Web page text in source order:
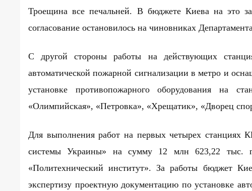
Троещина все печальней. В бюджете Киева на это
согласование остановилось на чиновниках
С другой стороны работы на действующих
автоматической пожарной сигнализации в метро и
установке противопожарного оборудования на
«Олимпийская», «Петровка», «Хрещатик», «Дворец
Для выполнения работ на первых четырех станциях
системы Украины» на сумму 12 млн 623,22 тыс.
«Политехнический институт». За работы бюджет
экспертизу проектную документацию по установке